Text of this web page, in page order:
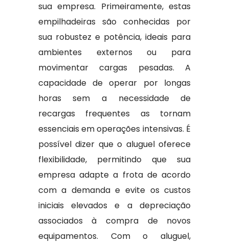
sua empresa. Primeiramente, estas
empilhadeiras são conhecidas por
sua robustez e potência, ideais para
ambientes externos ou para
movimentar cargas pesadas. A
capacidade de operar por longas
horas sem a necessidade de
recargas frequentes as tornam
essenciais em operações intensivas. É
possível dizer que o aluguel oferece
flexibilidade, permitindo que sua
empresa adapte a frota de acordo
com a demanda e evite os custos
iniciais elevados e a depreciação
associados à compra de novos
equipamentos. Com o aluguel,